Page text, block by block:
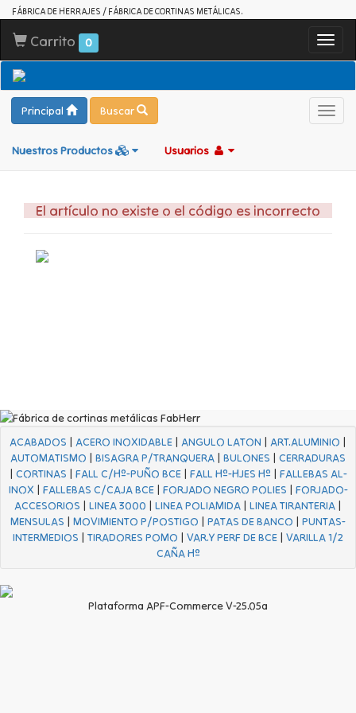
FÁBRICA DE HERRAJES / FÁBRICA DE CORTINAS METÁLICAS.
Carrito 0
Principal Buscar
Nuestros Productos Usuarios
El artículo no existe o el código es incorrecto
ACABADOS | ACERO INOXIDABLE | ANGULO LATON | ART.ALUMINIO |
AUTOMATISMO | BISAGRA P/TRANQUERA | BULONES | CERRADURAS
| CORTINAS | FALL C/Hº-PUÑO BCE| FALL Hº-HJES Hº | FALLEBAS AL-
INOX | FALLEBAS C/CAJA BCE| FORJADO NEGRO POLIES | FORJADO-
ACCESORIOS | LINEA 3000 | LINEA POLIAMIDA | LINEA TIRANTERIA |
MENSULAS | MOVIMIENTO P/POSTIGO | PATAS DE BANCO | PUNTAS-
INTERMEDIOS | TIRADORES POMO | VAR.Y PERF DE BCE | VARILLA 1/2
CAÑA Hº
Plataforma APF-Commerce V-25.05a